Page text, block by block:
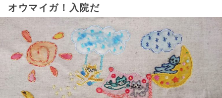
オウマイガ！入院だ